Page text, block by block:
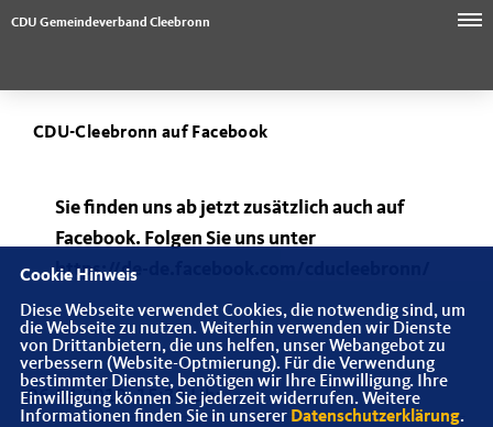
CDU Gemeindeverband Cleebronn
CDU-Cleebronn auf Facebook
Sie finden uns ab jetzt zusätzlich auch auf
Facebook. Folgen Sie uns unter
https://de-de.facebook.com/cducleebronn/
06.04.2019, 15:30 Uhr
Cookie Hinweis
Diese Webseite verwendet Cookies, die notwendig sind, um
die Webseite zu nutzen. Weiterhin verwenden wir Dienste
von Drittanbietern, die uns helfen, unser Webangebot zu
verbessern (Website-Optmierung). Für die Verwendung
bestimmter Dienste, benötigen wir Ihre Einwilligung. Ihre
Einwilligung können Sie jederzeit widerrufen. Weitere
Informationen finden Sie in unserer Datenschutzerklärung.